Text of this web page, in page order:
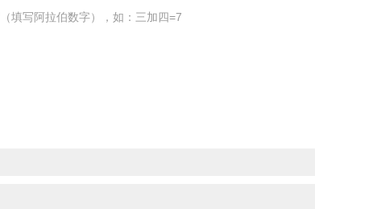
填写阿拉伯数字），如：三加四=7